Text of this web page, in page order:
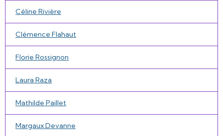
Céline Rivière
Clémence Flahaut
Florie Rossignon
Laura Raza
Mathilde Paillet
Margaux Devanne